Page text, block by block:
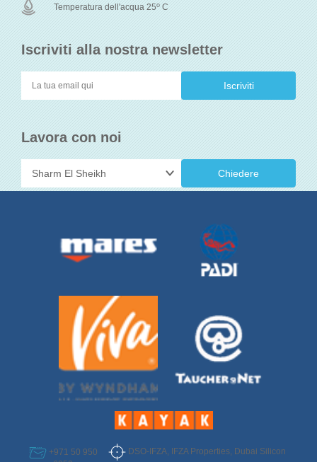
Iscriviti alla nostra newsletter
Lavora con noi
Chiedere
Temperatura dell'acqua 25o C
+971 50 950
DSO-IFZA, IFZA Properties, Dubai Silicon